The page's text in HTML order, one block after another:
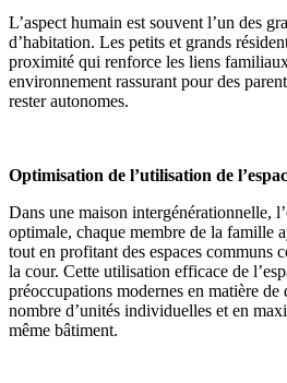
L’aspect humain est souvent l’un des
d’habitation. Les petits et grands
proximité qui renforce les liens
environnement rassurant pour des
rester autonomes.
Optimisation de l’utilisation de
Dans une maison intergénérationnelle,
optimale, chaque membre de la famille
tout en profitant des espaces communs
la cour. Cette utilisation efficace de
préoccupations modernes en matière
nombre d’unités individuelles et en
même bâtiment.